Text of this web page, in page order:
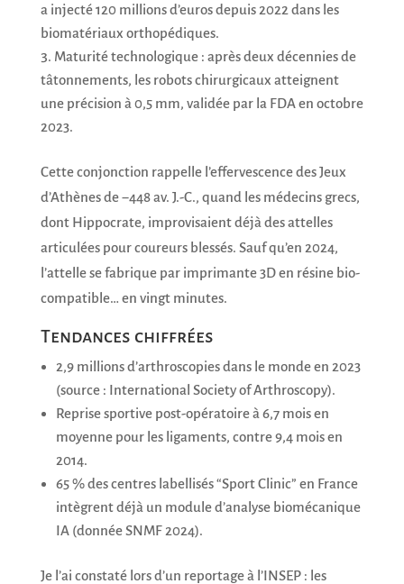
a injecté 120 millions d’euros depuis 2022 dans les
biomatériaux orthopédiques.
Maturité technologique : après deux décennies de
tâtonnements, les robots chirurgicaux atteignent
une précision à 0,5 mm, validée par la FDA en octobre
2023.
Cette conjonction rappelle l’effervescence des Jeux
d’Athènes de −448 av. J.-C., quand les médecins grecs,
dont Hippocrate, improvisaient déjà des attelles
articulées pour coureurs blessés. Sauf qu’en 2024,
l’attelle se fabrique par imprimante 3D en résine bio-
compatible… en vingt minutes.
Tendances chiffrées
2,9 millions d’arthroscopies dans le monde en 2023
(source : International Society of Arthroscopy).
Reprise sportive post-opératoire à 6,7 mois en
moyenne pour les ligaments, contre 9,4 mois en
2014.
65 % des centres labellisés “Sport Clinic” en France
intègrent déjà un module d’analyse biomécanique
IA (donnée SNMF 2024).
Je l’ai constaté lors d’un reportage à l’INSEP : les